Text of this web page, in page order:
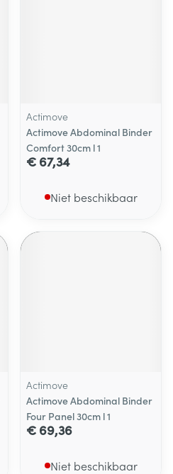
Actimove
Actimove Abdominal Binder
Comfort 30cm l 1
€ 67,34
Niet beschikbaar
Actimove
Actimove Abdominal Binder
Four Panel 30cm l 1
€ 69,36
Niet beschikbaar